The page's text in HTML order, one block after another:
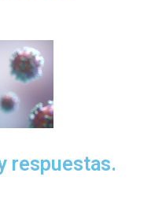
respuestas.